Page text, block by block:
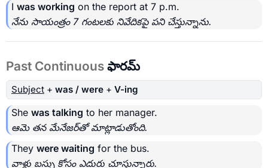
I was working on the report at 7 p.m.
నేను సాయంత్రం 7 గంటలకు నివేదికపై పని చేస్తున్నాను.
Past Continuous ఫారమ్
Subject + was / were + V-ing
She was talking to her manager.
ఆమె తన మేనేజర్‌తో మాట్లాడుతోంది.
They were waiting for the bus.
వాళ్లు బస్సు కోసం ఎదురు చూస్తున్నారు.